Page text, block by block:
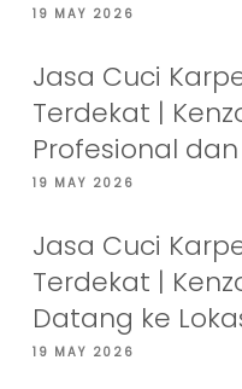
19 MAY 2026
Jasa Cuci
Terdekat |
Profesional
19 MAY 2026
Jasa Cuci
Terdekat |
Datang ke
19 MAY 2026